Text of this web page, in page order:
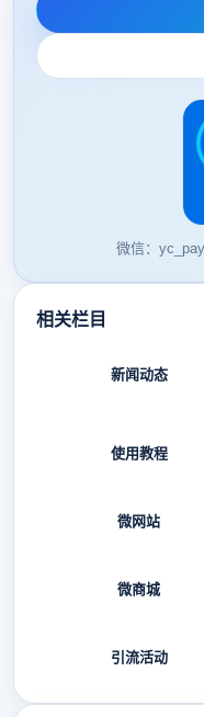
微信：
相关栏目
新闻动态
使用教程
微网站
微商城
引流活动